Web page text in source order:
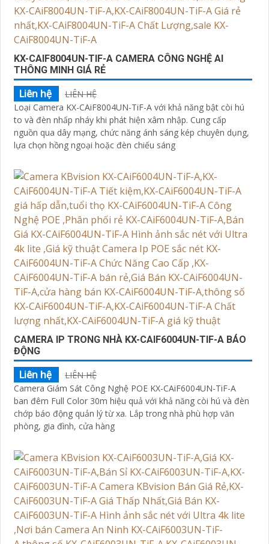
KX-CAIF8004UN-TIF-A CAMERA CÔNG NGHỆ AI
THÔNG MINH GIÁ RẺ
Liên hệ
LIÊN HỆ
Loại Camera KX-CAiF8004UN-TiF-A với khả năng bật còi hú
to và đèn nhấp nháy khi phát hiện xâm nhập. Cung cấp
nguồn qua dây mạng, chức năng ánh sáng kép chuyên dụng,
lựa chọn hồng ngoại hoặc đèn chiếu sáng
CAMERA IP TRONG NHÀ KX-CAIF6004UN-TIF-A BÁO
ĐỘNG
Liên hệ
LIÊN HỆ
Camera Giám Sát Công Nghệ POE KX-CAiF6004UN-TiF-A
ban đêm Full Color 30m hiệu quả với khả năng còi hú và đèn
chớp báo động quản lý từ xa. Lắp trong nhà phù hợp văn
phòng, gia đình, cửa hàng